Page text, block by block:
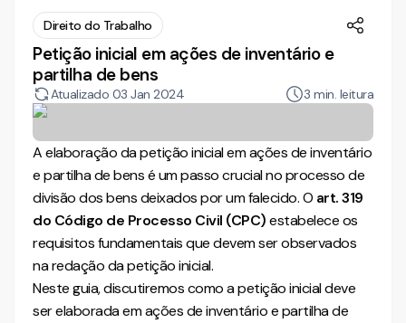
O processo de inventário e partilha de bens
Requisitos da petição inicial de inventário
Requerimento de provas
Como elaborar a petição inicial em ações de inventário e
partilha de bens?
A simplificação do processo com o JusDocs
Deseja aprofundar ainda mais sobre o Art 319 do CPC?
Confira nossos outros materiais sobre este assunto!
Direito do Trabalho
Petição inicial em ações de inventário e
partilha de bens
Atualizado 03 Jan 2024 3 min. leitura
A elaboração da petição inicial em ações de inventário
e partilha de bens é um passo crucial no processo de
divisão dos bens deixados por um falecido. O art. 319
do Código de Processo Civil (CPC)estabelece os
requisitos fundamentais que devem ser observados
na redação da petição inicial.
Neste guia, discutiremos como a petição inicial deve
ser elaborada em ações de inventário e partilha de